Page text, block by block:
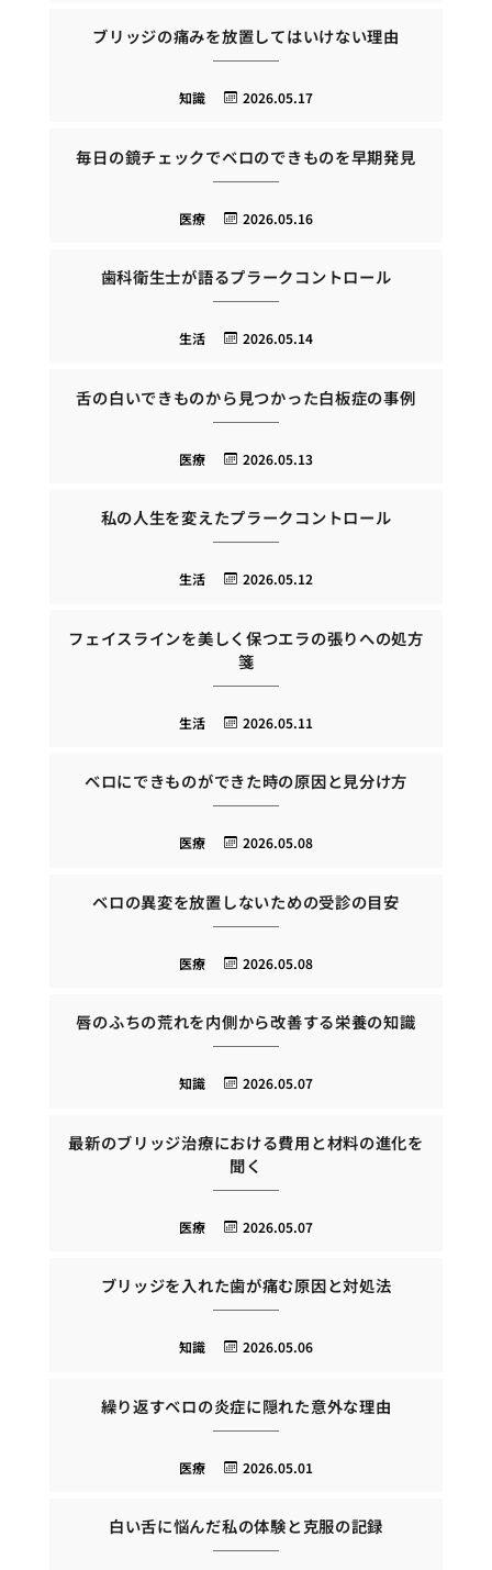
ブリッジの痛みを放置してはいけない理由
2026.05.17
知識
毎日の鏡チェックでベロのできものを早期発見
2026.05.16
医療
歯科衛生士が語るプラークコントロール
2026.05.14
生活
舌の白いできものから見つかった白板症の事例
2026.05.13
医療
私の人生を変えたプラークコントロール
2026.05.12
生活
フェイスラインを美しく保つエラの張りへの処方
箋
2026.05.11
生活
ベロにできものができた時の原因と見分け方
2026.05.08
医療
ベロの異変を放置しないための受診の目安
2026.05.08
医療
唇のふちの荒れを内側から改善する栄養の知識
2026.05.07
知識
最新のブリッジ治療における費用と材料の進化を
聞く
2026.05.07
医療
ブリッジを入れた歯が痛む原因と対処法
2026.05.06
知識
繰り返すベロの炎症に隠れた意外な理由
2026.05.01
医療
白い舌に悩んだ私の体験と克服の記録